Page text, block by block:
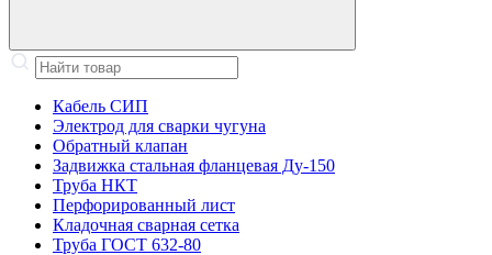
Кабель СИП
Электрод для сварки чугуна
Обратный клапан
Задвижка стальная фланцевая Ду-150
Труба НКТ
Перфорированный лист
Кладочная сварная сетка
Труба ГОСТ 632-80